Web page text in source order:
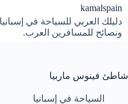
التجاوز
إلى
المحتوى
kamalspain
دليلك العربي للسياحة في
ونصائح للمسافرين العرب.
شاطئ فينوس ماربيا
السياحة في إسبانيا